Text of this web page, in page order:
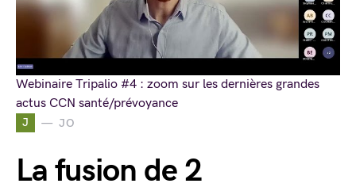
J JO
La fusion de 2
Webinaire Tripalio #4 : zoom sur les dernières grandes
actus CCN santé/prévoyance